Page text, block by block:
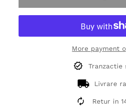
More payment
Tranzactie
Livrare
Retur in